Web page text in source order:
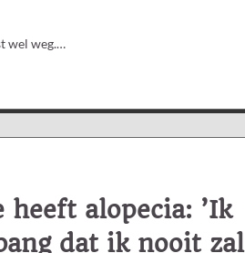
wel weg.…
heeft alopecia: ’Ik
dat ik nooit zal